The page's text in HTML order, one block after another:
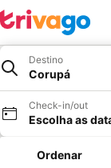
Destino
Corupá
Check-in/out
Escolha as
Ordenar